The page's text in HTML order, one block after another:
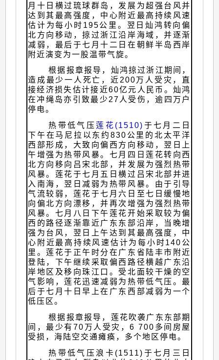
月十日横过琉球群岛，发展为超强台风并
达到其最高强度，中心附近最高持续风速
估计为每小时195公里。翌日灿鸿转向偏
北方向移动，掠过浙江沿岸海域，并逐渐
减弱，最后于七月十二日在朝鲜半岛西岸
附近演变为一股温带气旋。
根据报章报导，灿鸿掠过浙江期间，
造成最少一人死亡，近200万人受灾，直
接经济损失估计接近60亿元人民币。灿鸿
在冲绳岛亦引致最少27人受伤，逾四万户
停电。
热带低气压莲花(1510) 于七月二日
下午在马尼拉以东约830公里的北太平洋
西部形成，大致向偏西方向移动，翌日上
午增强为热带风暴。七月四日莲花转向西
北方向移向吕宋北部，并发展为强烈热带
风暴。莲花于七月五日横过吕宋北部并进
入南海，翌日减弱为热带风暴。由于引导
气流较弱，莲花于七月六日至七日缓慢地
向偏北方向漂移，并再次增强为强烈热带
风暴。七月八日下午莲花开始采取较为偏
西的路径逐渐靠近广东东部沿岸，当晚增
强为台风，翌日上午达到其最高强度，中
心附近最高持续风速估计为每小时140公
里。莲花于正午时分在广东省陆丰市附近
登陆，下午继续采取偏西路径横越广东沿
岸地区及移向珠江口。受北面较干燥的空
气影响，莲花迅速减弱为热带低气压。最
后于七月十日早上在广东西部减弱为一个
低压区。
根据报章报导，莲花吹袭广东东部期
间，最少有70万人受灾，6 700多间房屋
受损，海陆空交通瘫痪，多个地区停电。
热带低气压浪卡(1511)于七月三日